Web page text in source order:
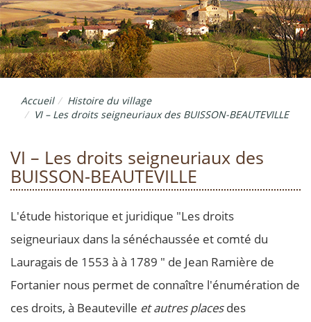
Accueil
Histoire du village
VI – Les droits seigneuriaux des BUISSON-BEAUTEVILLE
VI – Les droits seigneuriaux des
BUISSON-BEAUTEVILLE
L'étude historique et juridique "Les droits
seigneuriaux dans la sénéchaussée et comté du
Lauragais de 1553 à à 1789 " de Jean Ramière de
Fortanier nous permet de connaître l'énumération de
ces droits, à Beauteville et autres placesdes